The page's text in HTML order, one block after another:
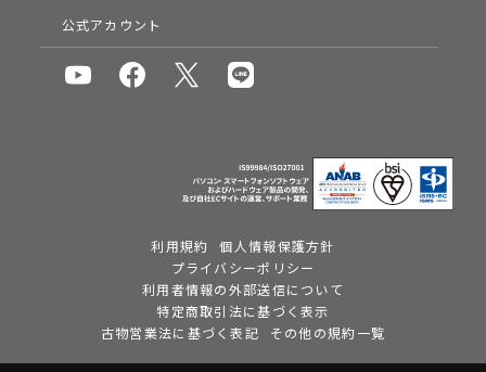
公式アカウント
利用規約
個人情報保護方針
プライバシーポリシー
利用者情報の外部送信について
特定商取引法に基づく表示
古物営業法に基づく表記
その他の規約一覧